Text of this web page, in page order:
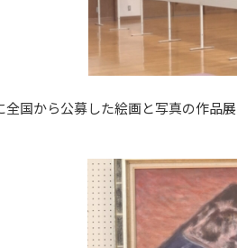
全国から公募した絵画と写真の作品